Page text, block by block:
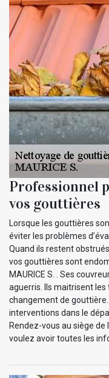
Professionnel
vos gouttières
Lorsque les gouttières
éviter les problèmes
Quand ils restent
vos gouttières sont
MAURICE S. . Ses
aguerris. Ils maitrisent
changement de
interventions dans le
Rendez-vous au siège de
voulez avoir toutes les